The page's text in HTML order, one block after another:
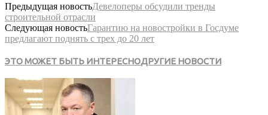
Предыдущая новостьДевелоперы обсудили тренды
строительной отрасли
Следующая новостьГарантию на новостройки в Госдуме
предлагают поднять с трех до 20 лет
ЭТО МОЖЕТ БЫТЬ ИНТЕРЕСНОДРУГИЕ НОВОСТИ